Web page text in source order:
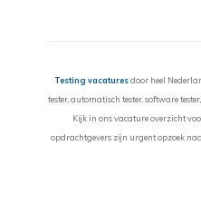
Testing vacaturesdoor heel
tester, automatisch tester, software
Kijk in ons vacature overzicht
opdrachtgevers zijn urgent opzoek